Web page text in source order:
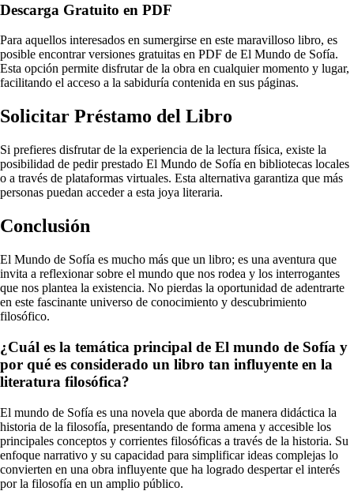
Descarga Gratuito en PDF
Para aquellos interesados en sumergirse en este maravilloso libro, es
posible encontrar versiones gratuitas en PDF de El Mundo de Sofía.
Esta opción permite disfrutar de la obra en cualquier momento y lugar,
facilitando el acceso a la sabiduría contenida en sus páginas.
Solicitar Préstamo del Libro
Si prefieres disfrutar de la experiencia de la lectura física, existe la
posibilidad de pedir prestado El Mundo de Sofía en bibliotecas locales
o a través de plataformas virtuales. Esta alternativa garantiza que más
personas puedan acceder a esta joya literaria.
Conclusión
El Mundo de Sofía es mucho más que un libro; es una aventura que
invita a reflexionar sobre el mundo que nos rodea y los interrogantes
que nos plantea la existencia. No pierdas la oportunidad de adentrarte
en este fascinante universo de conocimiento y descubrimiento
filosófico.
¿Cuál es la temática principal de El mundo de Sofía y
por qué es considerado un libro tan influyente en la
literatura filosófica?
El mundo de Sofía es una novela que aborda de manera didáctica la
historia de la filosofía, presentando de forma amena y accesible los
principales conceptos y corrientes filosóficas a través de la historia. Su
enfoque narrativo y su capacidad para simplificar ideas complejas lo
convierten en una obra influyente que ha logrado despertar el interés
por la filosofía en un amplio público.